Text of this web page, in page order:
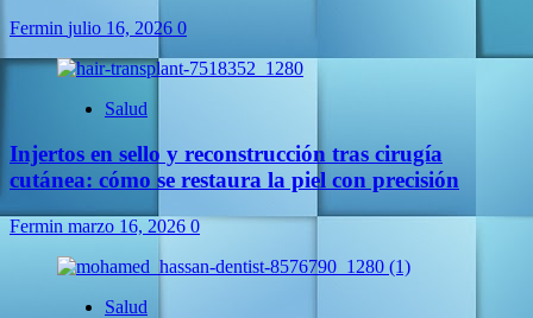
Fermin julio 16, 2026 0
Salud
Injertos en sello y reconstrucción tras cirugía
cutánea: cómo se restaura la piel con precisión
Fermin marzo 16, 2026 0
Salud